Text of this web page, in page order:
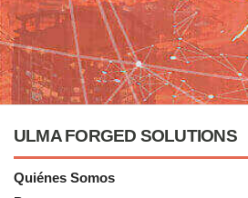
ULMA FORGED SOLUTIONS
Quiénes Somos